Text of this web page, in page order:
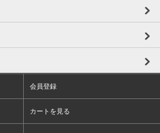
会員登録
カートを見る